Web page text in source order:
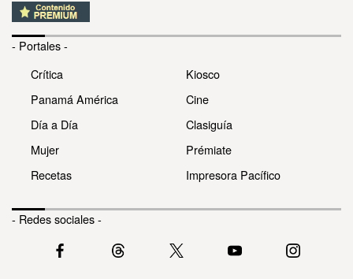
- Portales -
Crítica
Panamá América
Día a Día
Mujer
Recetas
Kiosco
Cine
Clasiguía
Prémiate
Impresora Pacífico
- Redes sociales -